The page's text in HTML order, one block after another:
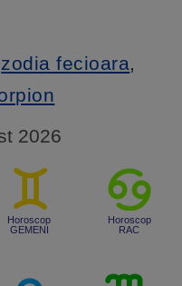
zodia fecioara,
2026
Horoscop
GEMENI
Horoscop
RAC